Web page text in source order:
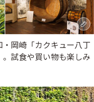
岡崎「カクキュー八丁
試食や買い物も楽しみ